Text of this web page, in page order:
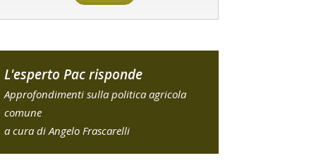
L'esperto Pac risponde
Approfondimenti sulla politica agricola
comune
a cura di Angelo Frascarelli